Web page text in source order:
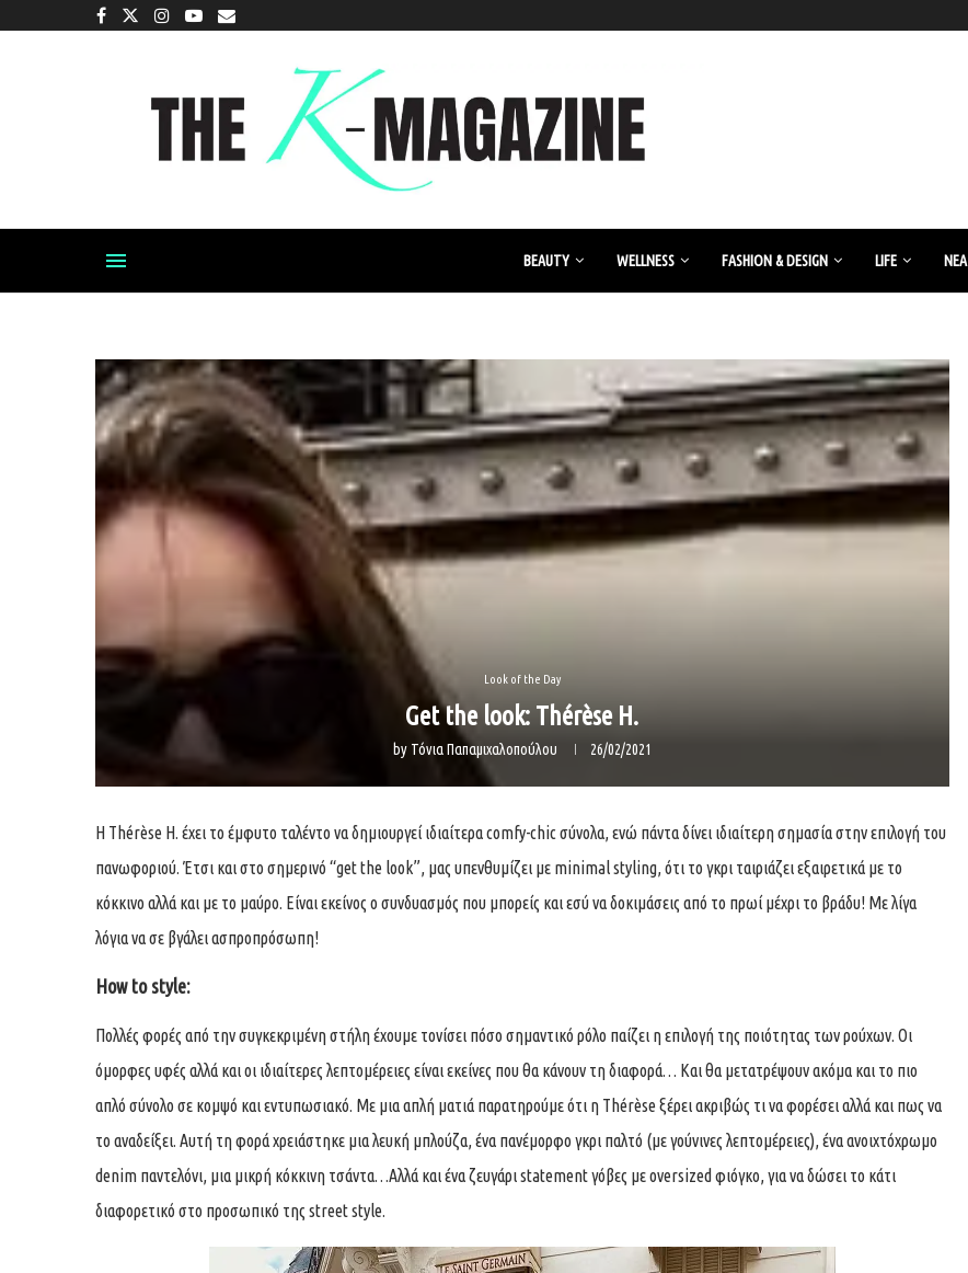
BEAUTY WELLNESS FASHION & DESIGN LIFE ΝΈΑ
Look of the Day
Get the look: Thérèse H.
by Τόνια Παπαμιχαλοπούλου 26/02/2021
Η Thérèse H. έχει το έμφυτο ταλέντο να δημιουργεί ιδιαίτερα comfy-chic σύνολα, ενώ πάντα δίνει ιδιαίτερη σημασία στην επιλογή του
πανωφοριού. Έτσι και στο σημερινό “get the look”, μας υπενθυμίζει με minimal styling, ότι το γκρι ταιριάζει εξαιρετικά με το
κόκκινο αλλά και με το μαύρο. Είναι εκείνος ο συνδυασμός που μπορείς και εσύ να δοκιμάσεις από το πρωί μέχρι το βράδυ! Με λίγα
λόγια να σε βγάλει ασπροπρόσωπη!
How to style:
Πολλές φορές από την συγκεκριμένη στήλη έχουμε τονίσει πόσο σημαντικό ρόλο παίζει η επιλογή της ποιότητας των ρούχων. Οι
όμορφες υφές αλλά και οι ιδιαίτερες λεπτομέρειες είναι εκείνες που θα κάνουν τη διαφορά… Και θα μετατρέψουν ακόμα και το πιο
απλό σύνολο σε κομψό και εντυπωσιακό. Με μια απλή ματιά παρατηρούμε ότι η Thérèse ξέρει ακριβώς τι να φορέσει αλλά και πως να
το αναδείξει. Αυτή τη φορά χρειάστηκε μια λευκή μπλούζα, ένα πανέμορφο γκρι παλτό (με γούνινες λεπτομέρειες), ένα ανοιχτόχρωμο
denim παντελόνι, μια μικρή κόκκινη τσάντα…Αλλά και ένα ζευγάρι statement γόβες με oversized φιόγκο, για να δώσει το κάτι
διαφορετικό στο προσωπικό της street style.